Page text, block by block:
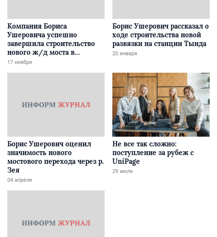
Компания Бориса
Ушеровича успешно
завершила строительство
нового ж/д моста в
Забайкалье
17 ноября
Борис Ушерович рассказал о
ходе строительства новой
развязки на станции Тында
20 января
Борис Ушерович оценил
значимость нового
мостового перехода через р.
Зея
04 апреля
Не все так сложно:
поступление за рубеж с
UniPage
29 июля